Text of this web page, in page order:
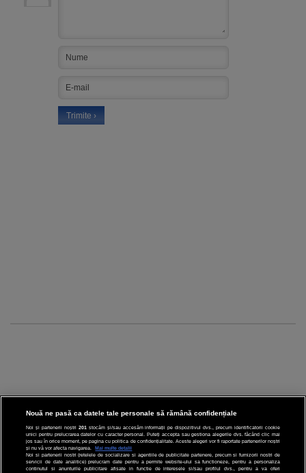
CINEMA
DIVERTISMENT
Nouă ne pasă ca datele tale personale să rămână confidențiale
Noi și partenerii noștri 201 stocăm și/sau accesăm informații pe dispozitivul dvs., precum identificatorii cookie
unici pentru prelucrarea datelor cu caracter personal. Puteți accepta sau gestiona alegerile dvs. făcând clic mai
jos sau în orice moment, pe pagina cu politica de confidențialitate. Aceste alegeri vor fi raportate partenerilor noștri
și nu vă vor afecta navigarea.
Mai multe detalii
Noi si partenerii nostri (retelele de socializare si agentiile de publicitate partenere, precum si furnizorii nostri de
servicii de date analitice) prelucram date pentru a permite website-ului sa functioneze, pentru a personaliza
continutul si anunturile publicitare afisate in functie de interesele si/sau profilul dvs., pentru a va oferi